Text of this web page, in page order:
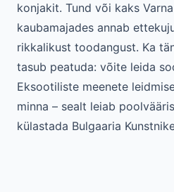
konjakit. Tund või kaks
kaubamajades annab
rikkalikust toodangust. Ka
tasub peatuda: võite leida
Eksootiliste meenete
minna – sealt leiab
külastada Bulgaaria